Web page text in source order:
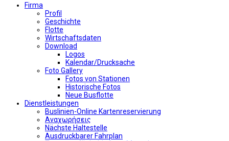
Firma
Profil
Geschichte
Flotte
Wirtschaftsdaten
Download
Logos
Kalendar/Drucksache
Foto Gallery
Fotos von Stationen
Historische Fotos
Neue Busflotte
Dienstleistungen
Buslinien-Online Kartenreservierung
Αναχωρήσεις
Nächste Haltestelle
Αusdruckbarer Fahrplan